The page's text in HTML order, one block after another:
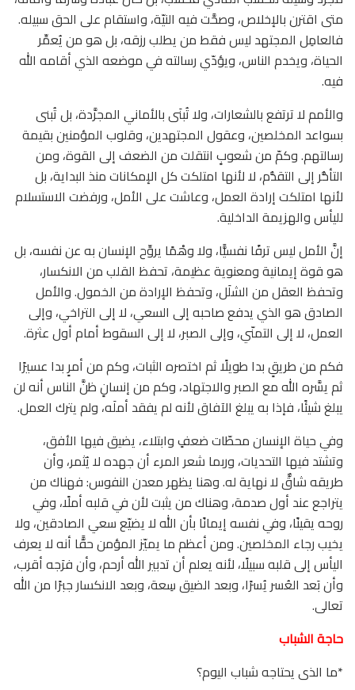
متى اقترن بالإخلاص، وصحَّت فيه النيّة، واستقام على الحق سبيله.
فالعامِل المجتهد ليس فقط من يطلب رزقه، بل هو من يُعمِّر
الحياة، ويخدم الناس، ويؤدّي رسالته في موضعه الذي أقامه الله
فيه.
والأمم لا ترتفع بالشعارات، ولا تُبنَى بالأماني المجرَّدة، بل تُبنى
بسواعد المخلصين، وعقول المجتهدين، وقلوب المؤمنين بقيمة
رسالتهم. وكمّ من شعوبٍ انتقلت من الضعف إلى القوة، ومن
التأخُّر إلى التقدُّم، لا لأنها امتلكت كل الإمكانات منذ البداية، بل
لأنها امتلكت إرادة العمل، وعاشت على الأمل، ورفضت الاستسلام
لليأس والهزيمة الداخلية.
إنَّ الأمل ليس ترفًا نفسيًّا، ولا وهْمًا يروِّح الإنسان به عن نفسه، بل
هو قوة إيمانية ومعنوية عظيمة، تحفظ القلب من الانكسار،
وتحفظ العقل من الشلَل، وتحفظ الإرادة من الخمول. والأمل
الصادق هو الذي يدفع صاحبه إلى السعي، لا إلى التراخي، وإلى
العمل، لا إلى التمنّي، وإلى الصبر، لا إلى السقوط أمام أول عثرة.
فكم من طريقٍ بدا طويلًا ثم اختصره الثبات، وكم من أمرٍ بدا عسيرًا
ثم يسَّره الله مع الصبر والاجتهاد، وكم من إنسانٍ ظنَّ الناس أنه لن
يبلغ شيئًا، فإذا به يبلغ الآفاق لأنه لم يفقد أملَه، ولم يترك العمل.
وفي حياة الإنسان محطّات ضعفٍ وابتلاء، يضيق فيها الأفق،
وتشتد فيها التحديات، وربما شعر المرء أن جهده لا يُثمر، وأن
طريقه شاقٌّ لا نهاية له. وهنا يظهر معدن النفوس: فهناك من
يتراجع عند أول صدمة، وهناك من يثبت لأن في قلبه أملًا، وفي
روحه يقينًا، وفي نفسه إيمانًا بأن الله لا يضيّع سعي الصادقين، ولا
يخيب رجاء المخلصين. ومن أعظم ما يميّز المؤمن حقًّا أنه لا يعرف
اليأس إلى قلبه سبيلًا، لأنه يعلم أن تدبير الله أرحم، وأن فرَجه أقرب،
وأن بَعد العُسر يُسرًا، وبعد الضيق سِعة، وبعد الانكسار جبرًا من الله
تعالى.
حاجة الشباب
*ما الذى يحتاجه شباب اليوم؟